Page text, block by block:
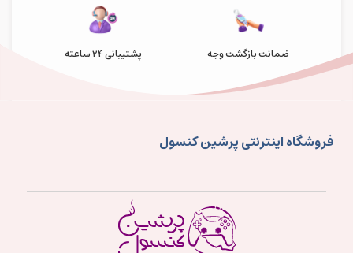
ضمانت بازگشت وجه پشتیبانی 24 ساعته
فروشگاه اینترنتی پرشین کنسول